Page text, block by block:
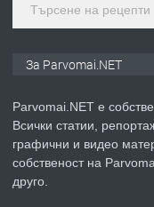
ПРЕДЛАГА
За Parvomai.NET
Parvomai.NET е
Всички статии,
графични и видео
собственост на
друго.